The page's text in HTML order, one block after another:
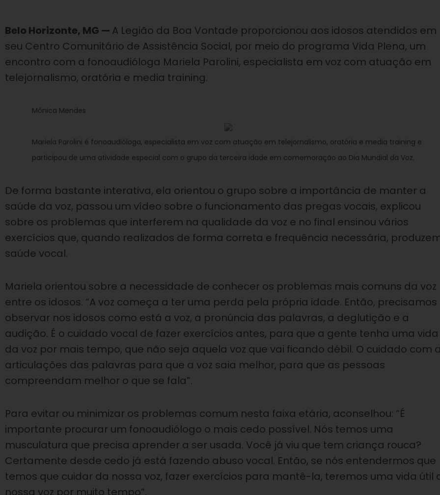
Belo Horizonte, MG — A Legião da Boa Vontade proporcionou aos idosos atendidos em
seu Centro Comunitário de Assistência Social, por meio do programa Vida Plena, um
encontro com a fonoaudióloga Mariela Parolini, especialista em voz com atuação em
telejornalismo, oratória e media training.
Mônica Mendes
Mariela Parolini é fonoaudióloga, especialista em voz com atuação em telejornalismo, oratória e media training e
participou de uma atividade especial com o grupo da terceira idade em comemoração ao Dia Mundial da Voz.
De forma bastante interativa, ela orientou o grupo sobre a importância de manter a
saúde da voz, passou um vídeo sobre o funcionamento das pregas vocais, explicou
sobre os problemas que interferem na qualidade da voz e no final ensinou vários
exercícios que, quando realizados de forma correta e frequência necessária,
saúde vocal.
Mariela orientou sobre a necessidade de conhecer os problemas mais comuns da voz
entre os idosos. “A voz começa a ter uma perda pela própria idade. Então, precisamos
observar nos idosos como está a voz, a pronúncia das palavras, a deglutição e a
audição. É o cuidado vocal de fazer exercícios antes, para que a gente tenha uma vida
da voz por mais tempo, que não seja aquela voz que vai ficando débil. O cuidado com
articulações das palavras para que a voz saia melhor, para que as pessoas
compreendam melhor o que se fala”.
Para evitar ou minimizar os problemas comum nesta faixa etária, aconselhou: “É
importante procurar um fonoaudiólogo o mais cedo possível. Nós temos uma
musculatura que precisa aprender a ser usada. Você já viu que tem criança rouca?
Certamente desde cedo já está fazendo abuso vocal. Então, se nós entendermos que
temos que cuidar da nossa voz, fazer exercícios para mantê-la, teremos uma vida útil
nossa voz por muito tempo”.